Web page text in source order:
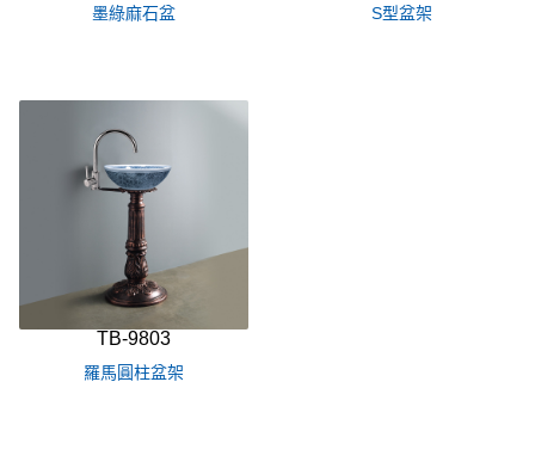
墨綠麻石盆 S型盆架
TB-9803
羅馬圓柱盆架